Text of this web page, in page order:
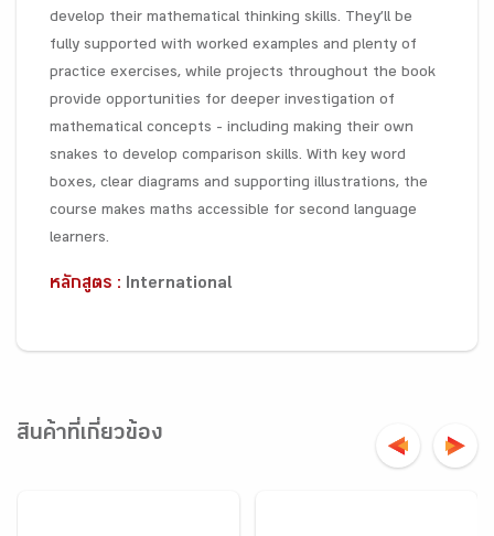
develop their mathematical thinking skills. They’ll be
fully supported with worked examples and plenty of
practice exercises, while projects throughout the book
provide opportunities for deeper investigation of
mathematical concepts – including making their own
snakes to develop comparison skills. With key word
boxes, clear diagrams and supporting illustrations, the
course makes maths accessible for second language
learners.
หลักสูตร : International
สินค้าที่เกี่ยวข้อง